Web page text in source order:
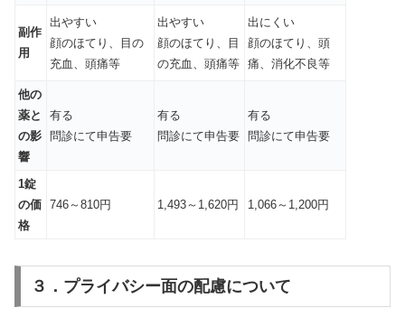
副作
用
出やすい
顔のほてり、目の
充血、頭痛等
出やすい
顔のほてり、目
の充血、頭痛等
出にくい
顔のほてり、頭
痛、消化不良等
他の
薬と
の影
響
有る
問診にて申告要
有る
問診にて申告要
有る
問診にて申告要
1錠
の価
格
746～810円 1,493～1,620円 1,066～1,200円
３．プライバシー面の配慮について